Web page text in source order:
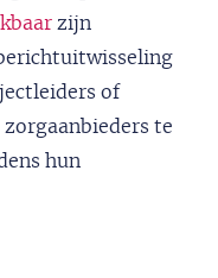
zijn
of
te
hun